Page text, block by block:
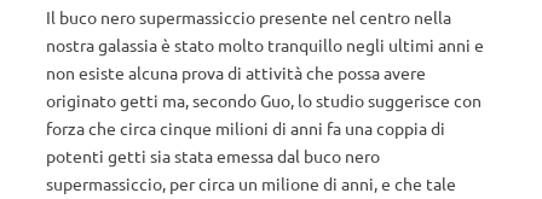
Il buco nero supermassiccio presente nel centro nella
nostra galassia è stato molto tranquillo negli ultimi anni e
non esiste alcuna prova di attività che possa avere
originato getti ma, secondo Guo, lo studio suggerisce con
forza che circa cinque milioni di anni fa una coppia di
potenti getti sia stata emessa dal buco nero
supermassiccio, per circa un milione di anni, e che tale